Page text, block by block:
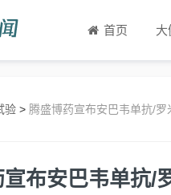
首页 大
验 > 腾盛博药宣布安巴韦单抗/
布安巴韦单抗/